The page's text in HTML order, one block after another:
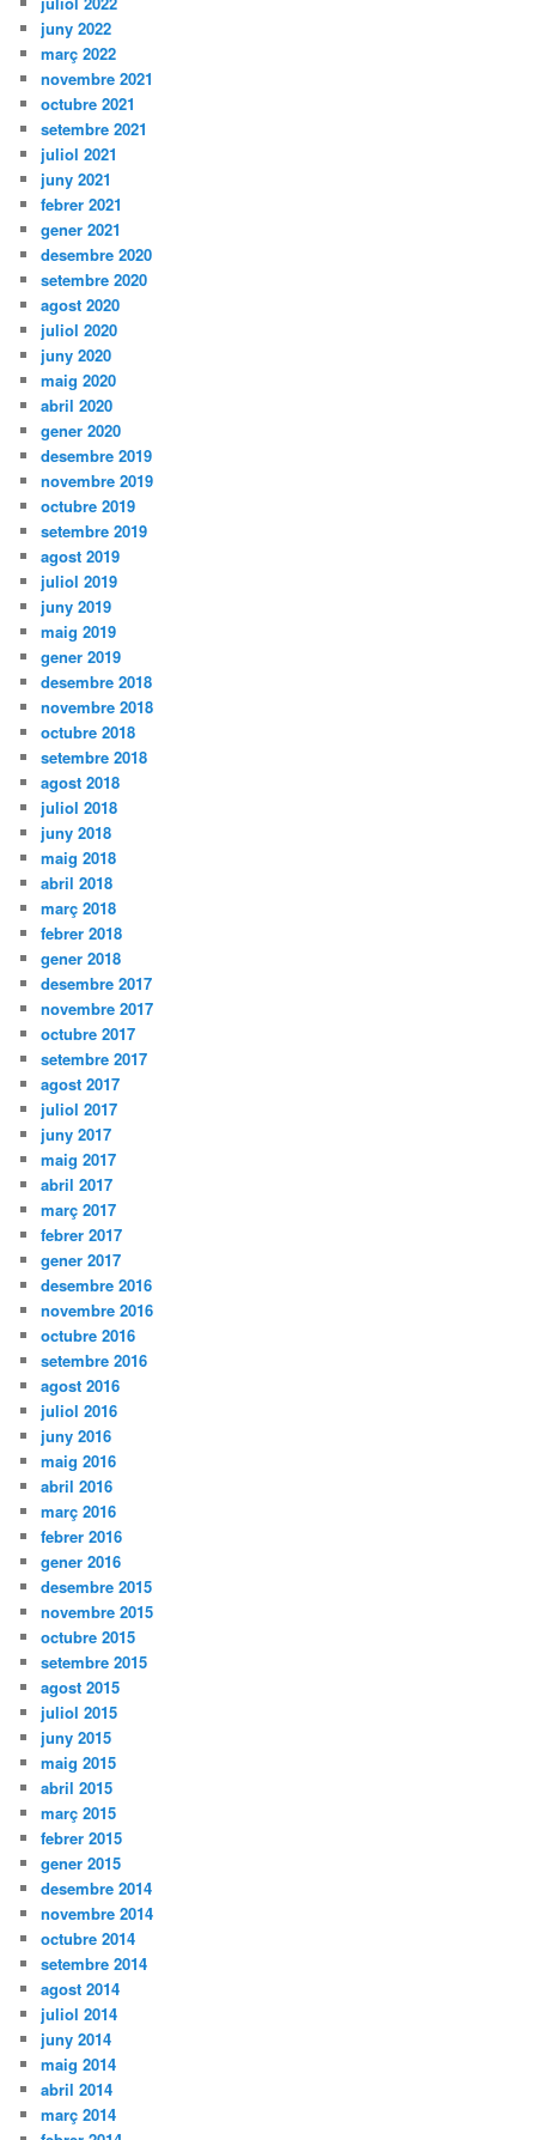
juny 2022
març 2022
novembre 2021
octubre 2021
setembre 2021
juliol 2021
juny 2021
febrer 2021
gener 2021
desembre 2020
setembre 2020
agost 2020
juliol 2020
juny 2020
maig 2020
abril 2020
gener 2020
desembre 2019
novembre 2019
octubre 2019
setembre 2019
agost 2019
juliol 2019
juny 2019
maig 2019
gener 2019
desembre 2018
novembre 2018
octubre 2018
setembre 2018
agost 2018
juliol 2018
juny 2018
maig 2018
abril 2018
març 2018
febrer 2018
gener 2018
desembre 2017
novembre 2017
octubre 2017
setembre 2017
agost 2017
juliol 2017
juny 2017
maig 2017
abril 2017
març 2017
febrer 2017
gener 2017
desembre 2016
novembre 2016
octubre 2016
setembre 2016
agost 2016
juliol 2016
juny 2016
maig 2016
abril 2016
març 2016
febrer 2016
gener 2016
desembre 2015
novembre 2015
octubre 2015
setembre 2015
agost 2015
juliol 2015
juny 2015
maig 2015
abril 2015
març 2015
febrer 2015
gener 2015
desembre 2014
novembre 2014
octubre 2014
setembre 2014
agost 2014
juliol 2014
juny 2014
maig 2014
abril 2014
març 2014